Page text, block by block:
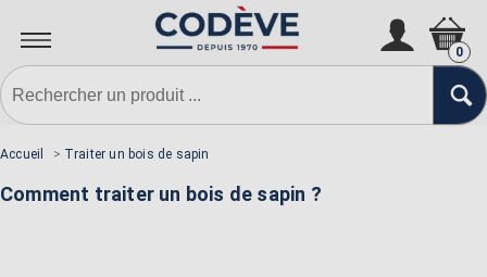
0
Accueil > Traiter un bois de sapin
Comment traiter un bois de sapin ?